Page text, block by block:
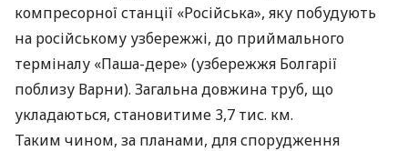
компресорної станції «Російська», яку побудують
на російському узбережжі, до приймального
терміналу «Паша-дере» (узбережжя Болгарії
поблизу Варни). Загальна довжина труб, що
укладаються, становитиме 3,7 тис. км.
Таким чином, за планами, для спорудження